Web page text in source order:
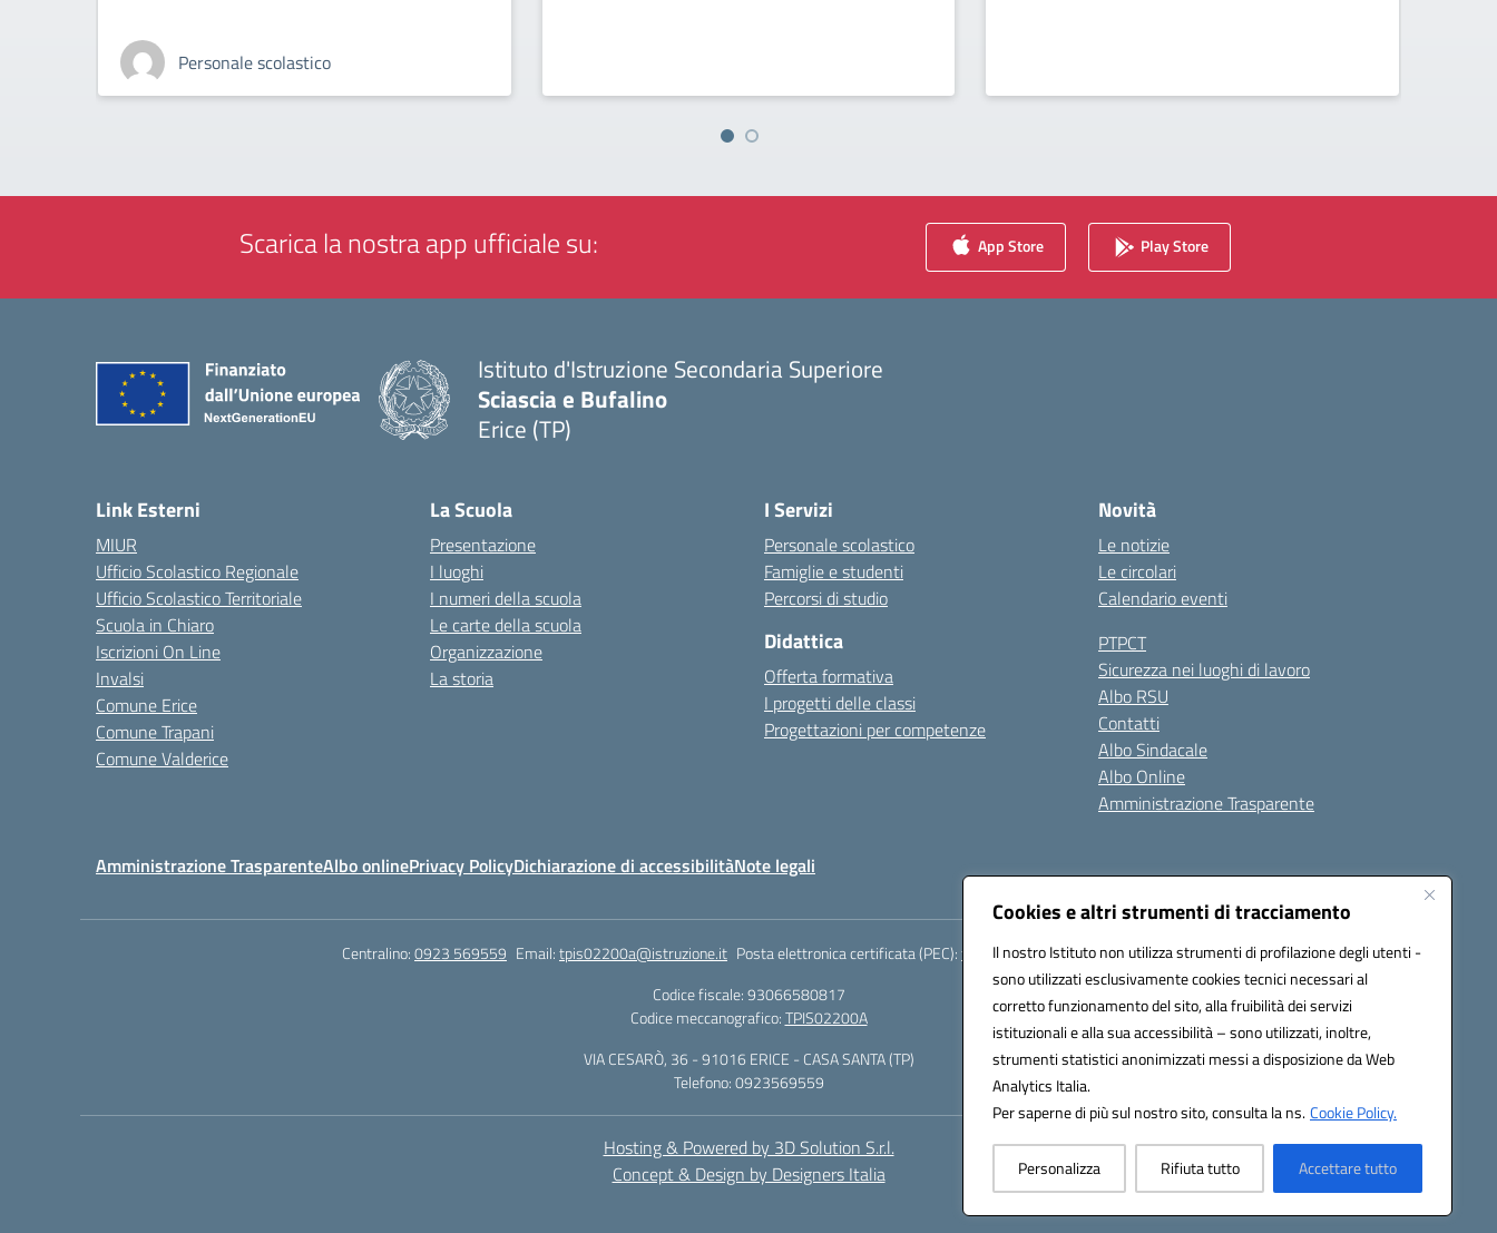
Cookies e altri strumenti di tracciamento
Il nostro Istituto non utilizza strumenti di profilazione degli utenti -
sono utilizzati esclusivamente cookies tecnici necessari al
corretto funzionamento del sito, alla fruibilità dei servizi
istituzionali e alla sua accessibilità – sono utilizzati, inoltre,
strumenti statistici anonimizzati messi a disposizione da Web
Analytics Italia.
Per saperne di più sul nostro sito, consulta la ns.Cookie Policy.
Personalizza Rifiuta tutto Accettare tutto
Personale scolastico
Scarica la nostra app ufficiale su: App Store Play Store
Istituto d'Istruzione Secondaria Superiore
Sciascia e Bufalino
Erice (TP)
Link Esterni
MIUR
Ufficio Scolastico Regionale
Ufficio Scolastico Territoriale
Scuola in Chiaro
Iscrizioni On Line
Invalsi
Comune Erice
Comune Trapani
Comune Valderice
La Scuola
Presentazione
I luoghi
I numeri della scuola
Le carte della scuola
Organizzazione
La storia
I Servizi
Personale scolastico
Famiglie e studenti
Percorsi di studio
Didattica
Offerta formativa
I progetti delle classi
Progettazioni per competenze
Novità
Le notizie
Le circolari
Calendario eventi
PTPCT
Sicurezza nei luoghi di lavoro
Albo RSU
Contatti
Albo Sindacale
Albo Online
Amministrazione Trasparente
Amministrazione TrasparenteAlbo onlinePrivacy PolicyDichiarazione di accessibilitàNote legali
Centralino:0923 569559 Email:tpis02200a@istruzione.it Posta elettronica certificata (PEC):tpis02200a@pec.istruzione.it
Codice fiscale: 93066580817
Codice meccanografico:TPIS02200A
VIA CESARÒ, 36 - 91016 ERICE - CASA SANTA (TP)
Telefono: 0923569559
Hosting & Powered by 3D Solution S.r.l.
Concept & Design by Designers Italia